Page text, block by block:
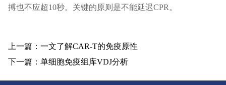
搏也不应超10秒。关键的原则是不能延迟CPR。
上一篇：一文了解CAR-T的免疫原性
下一篇：单细胞免疫组库VDJ分析